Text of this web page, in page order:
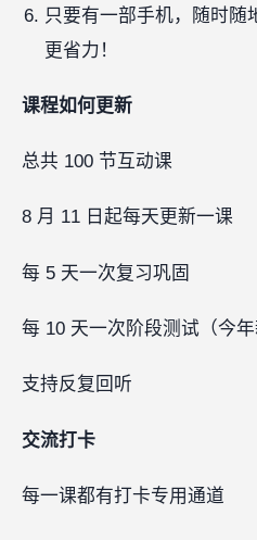
只要有一部手机，随时
更省力！
课程如何更新
总共 100 节互动课
8 月 11 日起每天更新一课
每 5 天一次复习巩固
每 10 天一次阶段测试（今年
支持反复回听
交流打卡
每一课都有打卡专用通道